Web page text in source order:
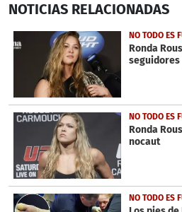
seconds
1
minute,
second
NOTICIAS RELACIONADAS
NO TODO ES
Ronda
NO TODO ES
Ronda
nocaut
NO TODO ES